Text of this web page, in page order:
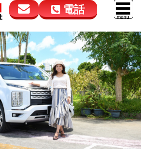
電話
花高松本店
050-5264-4432
9:00～18:00
大在店
050-5264-4433
9:00～18:00